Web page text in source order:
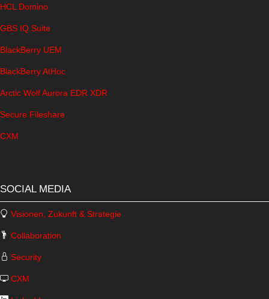
HCL Domino
GBS IQ.Suite
BlackBerry UEM
BlackBerry AtHoc
Arctic Wolf Aurora EDR XDR
Secure Fileshare
CXM
SOCIAL MEDIA
Visionen, Zukunft & Strategie
Collaboration
Security
CXM